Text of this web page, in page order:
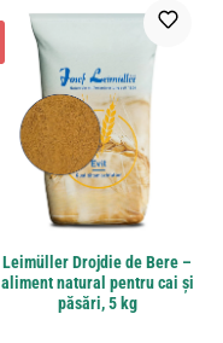
Leimüller Drojdie de Bere –
aliment natural pentru cai și
păsări, 5 kg